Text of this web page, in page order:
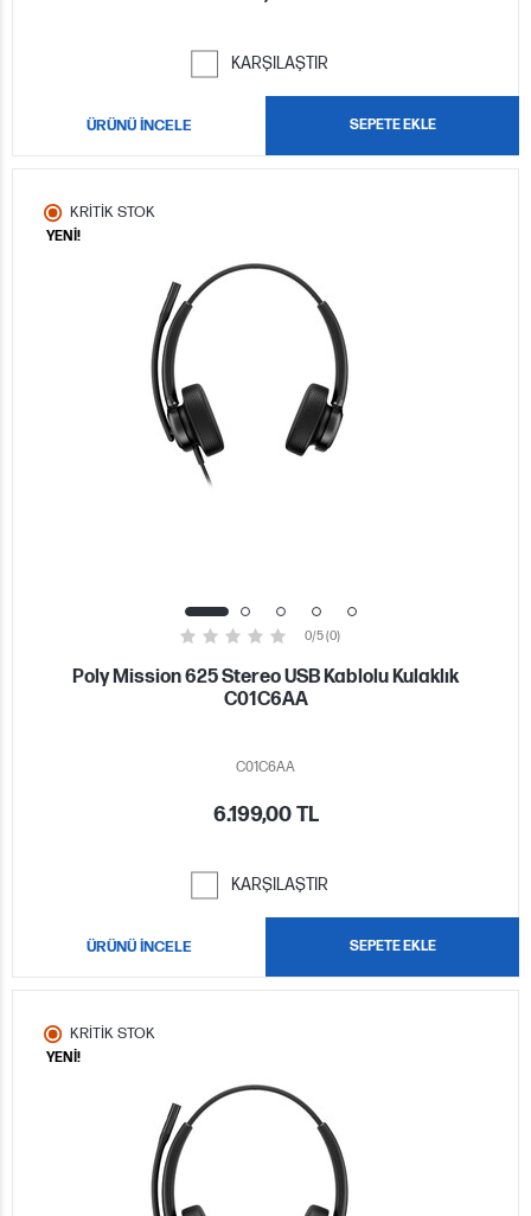
KARŞILAŞTIR
ÜRÜNÜ İNCELE SEPETE EKLE
KRİTİK STOK
YENİ!
0/5 (0)
Poly Mission 625 Stereo USB Kablolu Kulaklık
C01C6AA
C01C6AA
6.199,00 TL
KARŞILAŞTIR
ÜRÜNÜ İNCELE SEPETE EKLE
KRİTİK STOK
YENİ!